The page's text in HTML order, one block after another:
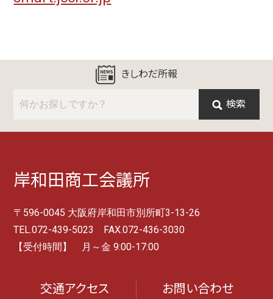
きしわだ所報
検索
岸和田商工会議所
〒596-0045 大阪府岸和田市別所町3-13-26
TEL.072-439-5023 FAX.072-436-3030
【受付時間】 月～金 9:00-17:00
交通アクセス お問い合わせ